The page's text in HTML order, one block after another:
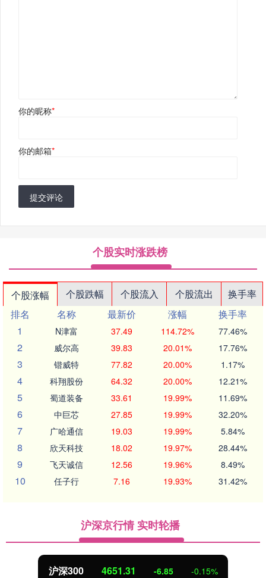
你的昵称*
你的邮箱*
提交评论
个股实时涨跌榜
个股涨幅 个股跌幅 个股流入 个股流出
换手率
排名
名称 最新价 涨幅
换手率
1
N津富 37.49 114.72% 77.46%
2 威尔高 39.83 20.01% 17.76%
3 锴威特 77.82 20.00% 1.17%
4 科翔股份 64.32 20.00% 12.21%
5 蜀道装备 33.61 19.99% 11.69%
6 中巨芯 27.85 19.99% 32.20%
7 广哈通信 19.03 19.99% 5.84%
8 欣天科技 18.02 19.97% 28.44%
9 飞天诚信 12.56 19.96% 8.49%
10 任子行 7.16 19.93% 31.42%
沪深京行情 实时轮播
北证50 1122.88 3.42 0.30%